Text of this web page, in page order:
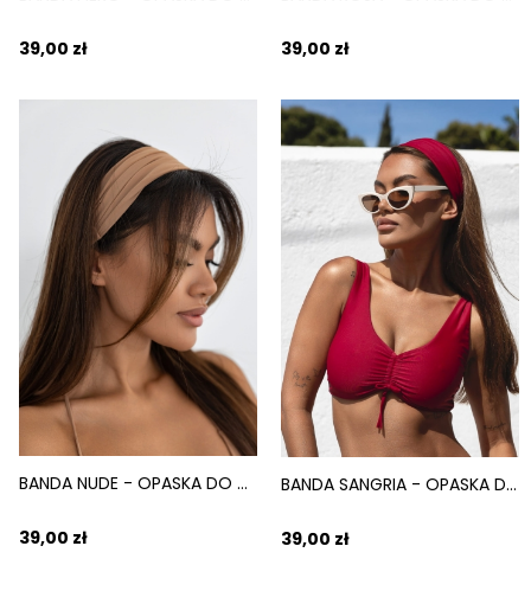
39,00 zł 39,00 zł
BANDA NUDE - OPASKA DO WŁOSÓW ELASTYCZNA CIELISTY
39,00 zł
BANDA SANGRIA - OPASKA DO WŁOSÓW ELASTYCZNA BORDOWY
39,00 zł